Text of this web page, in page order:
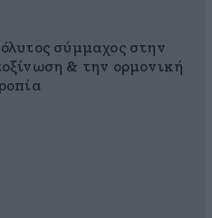
σύμμαχος στην
& την ορμονική